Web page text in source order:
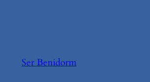
Ser Benidorm